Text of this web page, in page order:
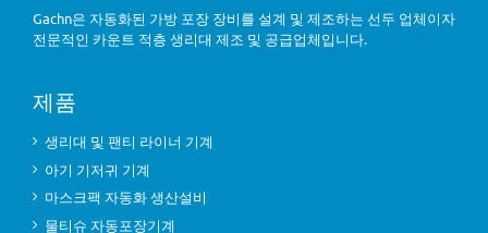
Gachn은 자동화된 가방 포장 장비를 설계 및 제조하는 선두 업체이자
전문적인 카운트 적층 생리대 제조 및 공급업체입니다.
제품
생리대 및 팬티 라이너 기계
아기 기저귀 기계
마스크팩 자동화 생산설비
물티슈 자동포장기계